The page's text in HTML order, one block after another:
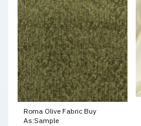
Roma Olive Fabric Buy
As:Sample